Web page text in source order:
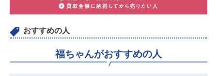
おすすめの人
福ちゃんがおすすめの人